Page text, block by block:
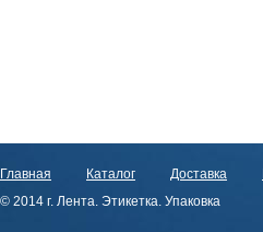
Главная Каталог Доставка
© 2014 г. Лента. Этикетка. Упаковка